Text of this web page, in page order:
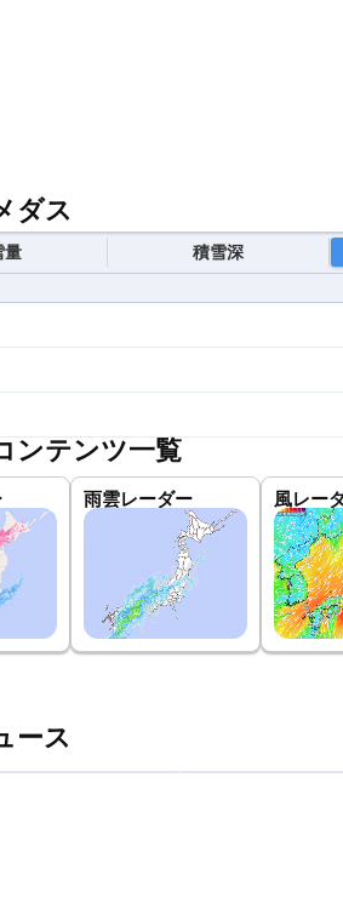
ダス
量 積雪深
ンテンツ一覧
雨雲レーダー 風レー
ース